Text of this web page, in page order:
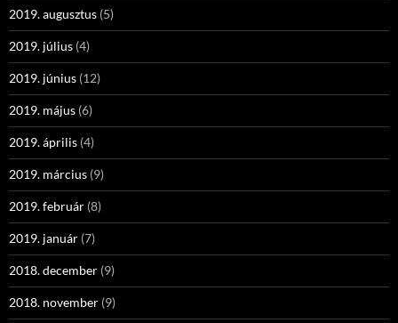
2019. augusztus (5)
2019. július (4)
2019. június (12)
2019. május (6)
2019. április (4)
2019. március (9)
2019. február (8)
2019. január (7)
2018. december (9)
2018. november (9)